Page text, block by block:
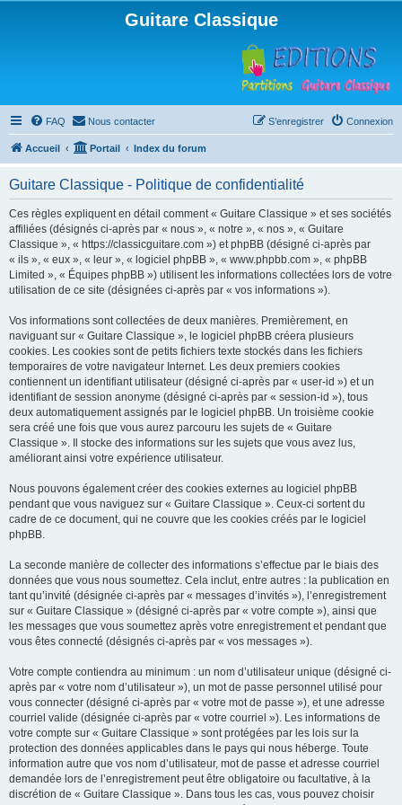
Guitare Classique
FAQ Nous contacter Connexion
S’enregistrer
Accueil Portail Index du forum
Guitare Classique - Politique de confidentialité
Ces règles expliquent en détail comment « Guitare Classique » et ses sociétés
affiliées (désignés ci-après par « nous », « notre », « nos », « Guitare
Classique », « https://classicguitare.com ») et phpBB (désigné ci-après par
« ils », « eux », « leur », « logiciel phpBB », « www.phpbb.com », « phpBB
Limited », « Équipes phpBB ») utilisent les informations collectées lors de votre
utilisation de ce site (désignées ci-après par « vos informations »).
Vos informations sont collectées de deux manières. Premièrement, en
naviguant sur « Guitare Classique », le logiciel phpBB créera plusieurs
cookies. Les cookies sont de petits fichiers texte stockés dans les fichiers
temporaires de votre navigateur Internet. Les deux premiers cookies
contiennent un identifiant utilisateur (désigné ci-après par « user-id ») et un
identifiant de session anonyme (désigné ci-après par « session-id »), tous
deux automatiquement assignés par le logiciel phpBB. Un troisième cookie
sera créé une fois que vous aurez parcouru les sujets de « Guitare
Classique ». Il stocke des informations sur les sujets que vous avez lus,
améliorant ainsi votre expérience utilisateur.
Nous pouvons également créer des cookies externes au logiciel phpBB
pendant que vous naviguez sur « Guitare Classique ». Ceux-ci sortent du
cadre de ce document, qui ne couvre que les cookies créés par le logiciel
phpBB.
La seconde manière de collecter des informations s’effectue par le biais des
données que vous nous soumettez. Cela inclut, entre autres : la publication en
tant qu’invité (désignée ci-après par « messages d’invités »), l’enregistrement
sur « Guitare Classique » (désigné ci-après par « votre compte »), ainsi que
les messages que vous soumettez après votre enregistrement et pendant que
vous êtes connecté (désignés ci-après par « vos messages »).
Votre compte contiendra au minimum : un nom d’utilisateur unique (désigné ci-
après par « votre nom d’utilisateur »), un mot de passe personnel utilisé pour
vous connecter (désigné ci-après par « votre mot de passe »), et une adresse
courriel valide (désignée ci-après par « votre courriel »). Les informations de
votre compte sur « Guitare Classique » sont protégées par les lois sur la
protection des données applicables dans le pays qui nous héberge. Toute
information autre que vos nom d’utilisateur, mot de passe et adresse courriel
demandée lors de l’enregistrement peut être obligatoire ou facultative, à la
discrétion de « Guitare Classique ». Dans tous les cas, vous pouvez choisir